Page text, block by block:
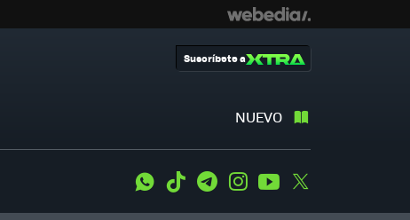
NUEVO
Suscríbete a
WhatsApp
Tiktok TelegramInstagramYoutube